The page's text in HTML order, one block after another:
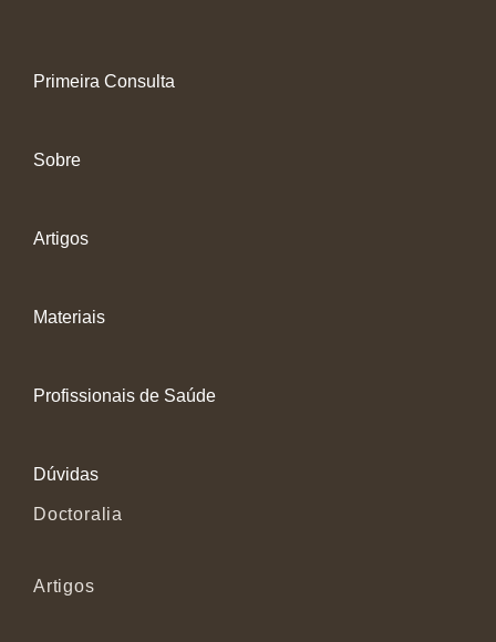
Primeira Consulta
Sobre
Artigos
Materiais
Profissionais de Saúde
Dúvidas
Doctoralia
Artigos